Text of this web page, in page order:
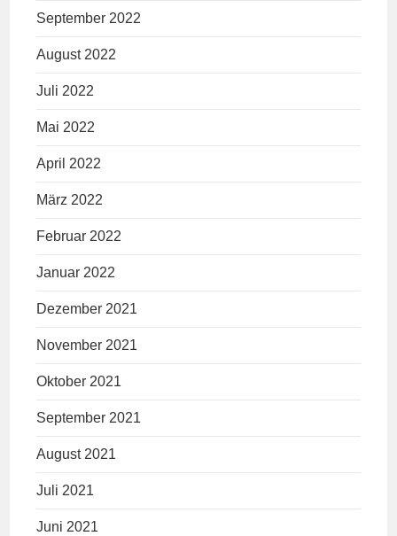
September 2022
August 2022
Juli 2022
Mai 2022
April 2022
März 2022
Februar 2022
Januar 2022
Dezember 2021
November 2021
Oktober 2021
September 2021
August 2021
Juli 2021
Juni 2021